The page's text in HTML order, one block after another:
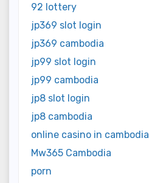
92 lottery
jp369 slot login
jp369 cambodia
jp99 slot login
jp99 cambodia
jp8 slot login
jp8 cambodia
online casino in cambodia
Mw365 Cambodia
porn